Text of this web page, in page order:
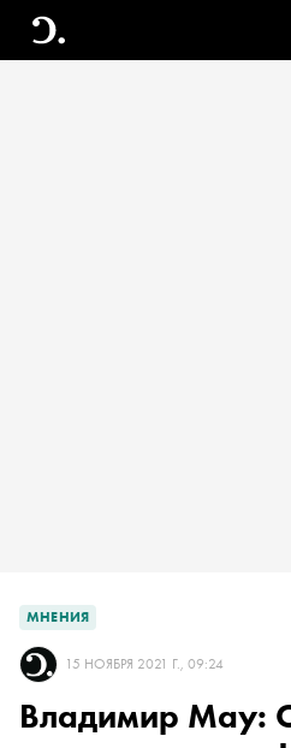
МНЕНИЯ
15 НОЯБРЯ 2021 Г., 09:24
Владимир Мау: